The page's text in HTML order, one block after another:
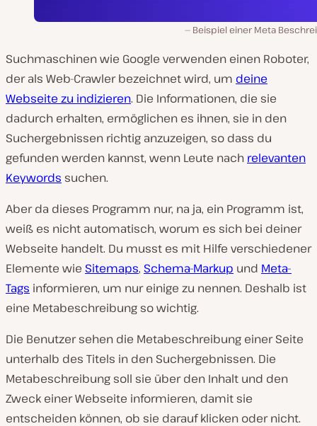
Beispiel einer Meta
Suchmaschinen wie Google verwenden einen Roboter,
der als Web-Crawler bezeichnet wird, um deine
Webseite zu indizieren. Die Informationen, die sie
dadurch erhalten, ermöglichen es ihnen, sie in den
Suchergebnissen richtig anzuzeigen, so dass du
gefunden werden kannst, wenn Leute nach relevanten
Keywords suchen.
Aber da dieses Programm nur, na ja, ein Programm ist,
weiß es nicht automatisch, worum es sich bei deiner
Webseite handelt. Du musst es mit Hilfe verschiedener
Elemente wie Sitemaps, Schema-Markup und Meta-
Tags informieren, um nur einige zu nennen. Deshalb ist
eine Metabeschreibung so wichtig.
Die Benutzer sehen die Metabeschreibung einer Seite
unterhalb des Titels in den Suchergebnissen. Die
Metabeschreibung soll sie über den Inhalt und den
Zweck einer Webseite informieren, damit sie
entscheiden können, ob sie darauf klicken oder nicht.